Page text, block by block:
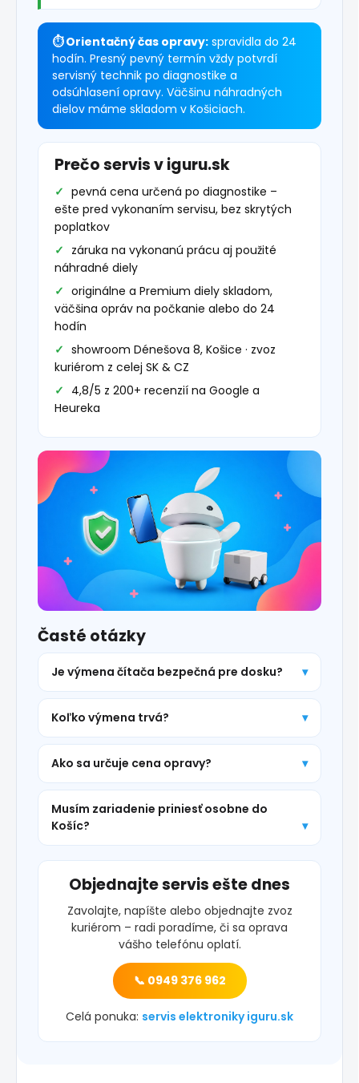
⏱ Orientačný čas opravy: spravidla do 24
hodín. Presný pevný termín vždy potvrdí
servisný technik po diagnostike a
odsúhlasení opravy. Väčšinu náhradných
dielov máme skladom v Košiciach.
Prečo servis v iguru.sk
pevná cena určená po diagnostike –
ešte pred vykonaním servisu, bez skrytých
poplatkov
záruka na vykonanú prácu aj použité
náhradné diely
originálne a Premium diely skladom,
väčšina opráv na počkanie alebo do 24
hodín
showroom Dénešova 8, Košice · zvoz
kuriérom z celej SK & CZ
4,8/5 z 200+ recenzií na Google a
Heureka
Časté otázky
Je výmena čítača bezpečná pre dosku?
Koľko výmena trvá?
Ako sa určuje cena opravy?
Musím zariadenie priniesť osobne do
Košíc?
Objednajte servis ešte dnes
Zavolajte, napíšte alebo objednajte zvoz
kuriérom – radi poradíme, či sa oprava
vášho telefónu oplatí.
📞 0949 376 962
Celá ponuka: servis elektroniky iguru.sk